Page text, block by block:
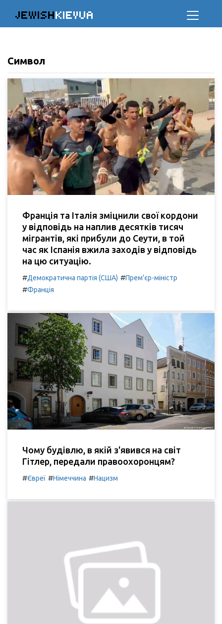
JEWISHKIEVUA
Символ
Франція та Італія зміцнили свої кордони
у відповідь на наплив десятків тисяч
мігрантів, які прибули до Сеути, в той
час як Іспанія вжила заходів у відповідь
на цю ситуацію.
#Демократична партія (США) #Прем'єр-міністр
#Франція
Чому будівлю, в якій з'явився на світ
Гітлер, передали правоохоронцям?
#Євреї #Німеччина #Нацизм